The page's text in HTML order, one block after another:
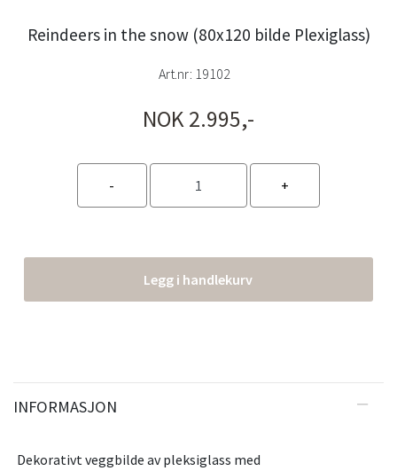
Reindeers in the snow (80x120 bilde Plexiglass)
Art.nr: 19102
NOK 2.995,-
Legg i handlekurv
INFORMASJON
Dekorativt veggbilde av pleksiglass med